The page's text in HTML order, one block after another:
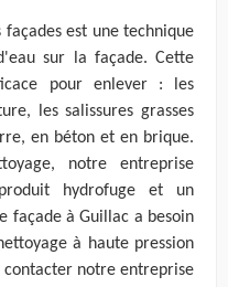
est une technique
sur la façade. Cette
pour enlever : les
les salissures grasses
en béton et en brique.
notre entreprise
hydrofuge et un
façade à Guillac a besoin
à haute pression
contacter notre entreprise